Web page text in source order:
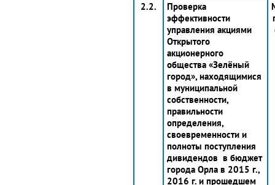
2.2.
Проверка
эффективности
управления акциями
Открытого
акционерного
общества «Зелёный
город», находящимися
в муниципальной
собственности,
правильности
определения,
своевременности и
полноты поступления
дивидендов в бюджет
города Орла в 2015 г.,
2016 г. и прошедшем